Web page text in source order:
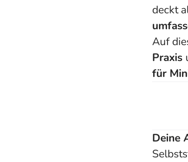
deckt
Auf
Praxis
für
Deine